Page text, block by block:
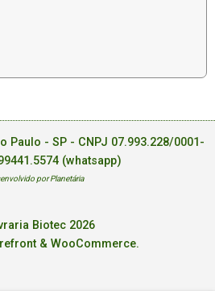
Paulo - SP - CNPJ 07.993.228/0001-
(whatsapp)
por Planetária
Biotec 2026
& WooCommerce.